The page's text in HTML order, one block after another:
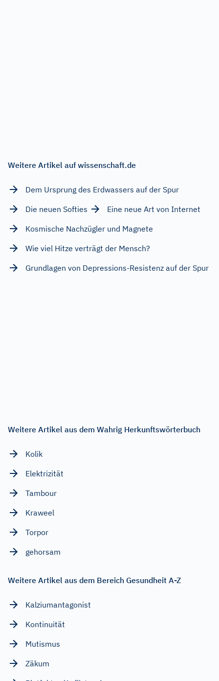
Weitere Artikel auf wissenschaft.de
Dem Ursprung des Erdwassers auf der Spur
Die neuen Softies
Eine neue Art von Internet
Kosmische Nachzügler und Magnete
Wie viel Hitze verträgt der Mensch?
Grundlagen von Depressions-Resistenz auf der Spur
Weitere Artikel aus dem Wahrig Herkunftswörterbuch
Kolik
Elektrizität
Tambour
Kraweel
Torpor
gehorsam
Weitere Artikel aus dem Bereich Gesundheit A-Z
Kalziumantagonist
Kontinuität
Mutismus
Zäkum